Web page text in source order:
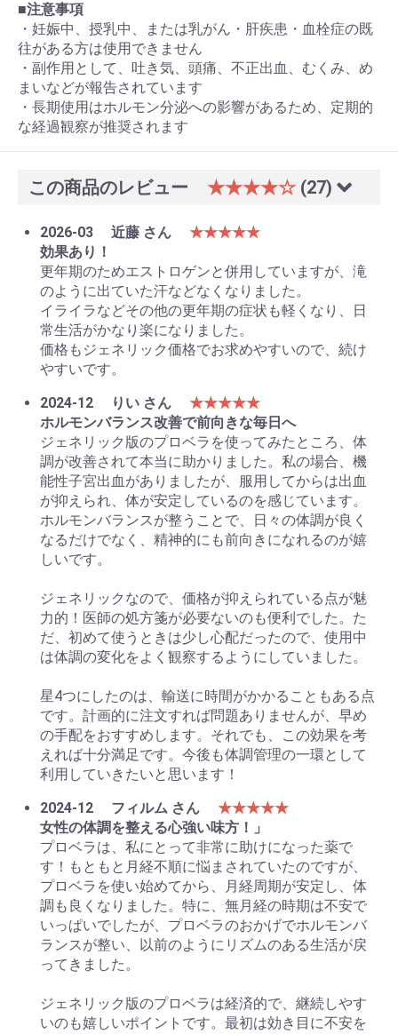
■注意事項
・妊娠中、授乳中、または乳がん・肝疾患・血栓症の既
往がある方は使用できません
・副作用として、吐き気、頭痛、不正出血、むくみ、め
まいなどが報告されています
・長期使用はホルモン分泌への影響があるため、定期的
な経過観察が推奨されます
この商品のレビュー ★★★★☆ (27)
2026-03 近藤 さん
★★★★★
効果あり！
更年期のためエストロゲンと併用していますが、滝
のように出ていた汗などなくなりました。
イライラなどその他の更年期の症状も軽くなり、日
常生活がかなり楽になりました。
価格もジェネリック価格でお求めやすいので、続け
やすいです。
2024-12
りい さん
★★★★★
ホルモンバランス改善で前向きな毎日へ
ジェネリック版のプロベラを使ってみたところ、体
調が改善されて本当に助かりました。私の場合、機
能性子宮出血がありましたが、服用してからは出血
が抑えられ、体が安定しているのを感じています。
ホルモンバランスが整うことで、日々の体調が良く
なるだけでなく、精神的にも前向きになれるのが嬉
しいです。
ジェネリックなので、価格が抑えられている点が魅
力的！医師の処方箋が必要ないのも便利でした。た
だ、初めて使うときは少し心配だったので、使用中
は体調の変化をよく観察するようにしていました。
星4つにしたのは、輸送に時間がかかることもある点
です。計画的に注文すれば問題ありませんが、早め
の手配をおすすめします。それでも、この効果を考
えれば十分満足です。今後も体調管理の一環として
利用していきたいと思います！
2024-12
フィルム さん
★★★★★
女性の体調を整える心強い味方！」
プロベラは、私にとって非常に助けになった薬で
す！もともと月経不順に悩まされていたのですが、
プロベラを使い始めてから、月経周期が安定し、体
調も良くなりました。特に、無月経の時期は不安で
いっぱいでしたが、プロベラのおかげでホルモンバ
ランスが整い、以前のようにリズムのある生活が戻
ってきました。
ジェネリック版のプロベラは経済的で、継続しやす
いのも嬉しいポイントです。最初は効き目に不安を